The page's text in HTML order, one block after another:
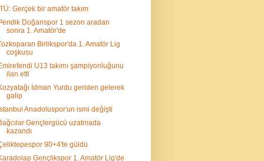
Gerçek bir amatör takım
Doğanspor 1 sezon aradan
sonra 1. Amatör'de
Birlikspor'da 1. Amatör Lig
coşkusu
U13 takımı şampiyonluğunu
ilan etti
İdman Yurdu geriden gelerek
galip
Anadoluspor'un ismi değişti
Gençlergücü uzatmada
kazandı
90+4'te güldü
Gençlikspor 1. Amatör Lig'de